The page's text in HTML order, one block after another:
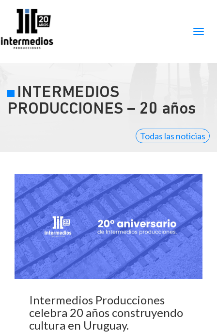
INTERMEDIOS
PRODUCCIONES – 20 años
Todas las noticias
Intermedios Producciones
celebra 20 años construyendo
cultura en Uruguay.